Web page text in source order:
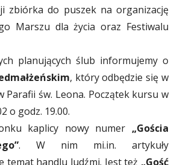
zbiórka do puszek na organizację
Marszu dla życia oraz Festiwalu
planujących ślub informujemy o
, który odbędzie się w
Parafii św. Leona. Początek kursu w
o godz. 19.00.
kaplicy nowy numer „Gościa
. W nim mi.in. artykuły
temat handlu ludźmi. Jest też „Gość